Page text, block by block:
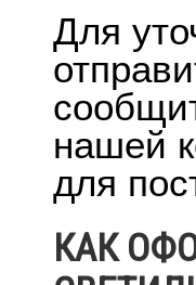
Для
нашей
для
КАК